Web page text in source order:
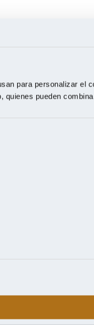
para personalizar el
quienes pueden